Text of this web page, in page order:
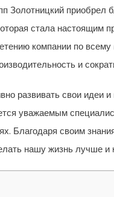
Золотницкий приобрел
стала настоящим
компании по
и
развивать свои идеи
уважаемым
Благодаря своим
нашу жизнь лучше и